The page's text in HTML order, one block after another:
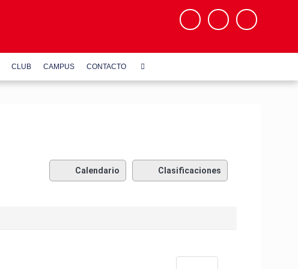
CLUB CAMPUS CONTACTO
Calendario Clasificaciones